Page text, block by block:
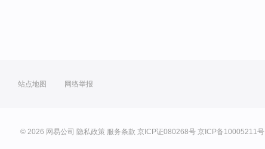
站点地图 网络举报
© 2026 网易公司 隐私政策 服务条款 京ICP证080268号 京ICP备10005211号